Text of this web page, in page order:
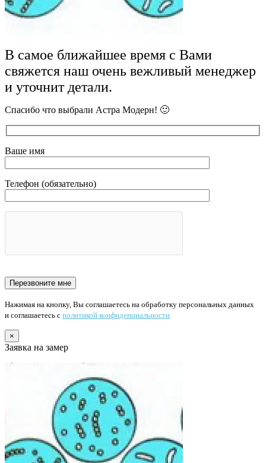
В самое ближайшее время с Вами
свяжется наш очень вежливый менеджер
и уточнит детали.
Спасибо что выбрали Астра Модерн! 🙂
Ваше имя
Телефон (обязательно)
Нажимая на кнопку, Вы соглашаетесь на обработку персональных данных
и соглашаетесь с политикой конфиденциальности.
×
Заявка на замер